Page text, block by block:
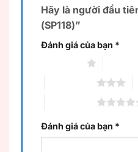
Hãy là người đầu
(SP118)”
Đánh giá của bạn *
Đánh giá của bạn *